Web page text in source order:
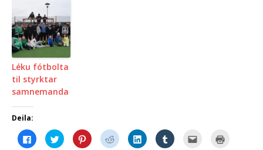
Léku fótbolta
til styrktar
samnemanda
Deila:
C
l
C
l
C
l
C
l
C
l
C
l